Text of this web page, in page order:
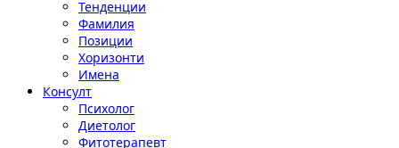
Тенденции
Фамилия
Позиции
Хоризонти
Имена
Консулт
Психолог
Диетолог
Фитотерапевт